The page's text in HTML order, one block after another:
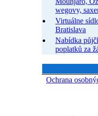
wegovy,
Virtuálne
Bratislava
Nabídka
poplatků za
Ochrana